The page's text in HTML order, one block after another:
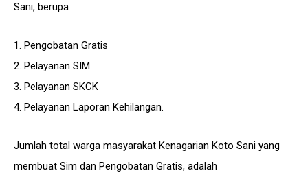
Sani, berupa
1. Pengobatan Gratis
2. Pelayanan SIM
3. Pelayanan SKCK
4. Pelayanan Laporan Kehilangan.
Jumlah total warga masyarakat Kenagarian Koto Sani yang
membuat Sim dan Pengobatan Gratis, adalah